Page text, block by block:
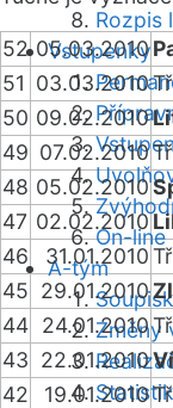
Rozpis
Vstupenky
On-line
A-tým
Změny
52 05.03.2010
51 03.03.2010
50 09.02.2010
49 07.02.2010
48 05.02.2010
47 02.02.2010
46
31.01.2010
45 29.01.2010
44 24.01.2010
43 22.01.2010
42
19.01.2010